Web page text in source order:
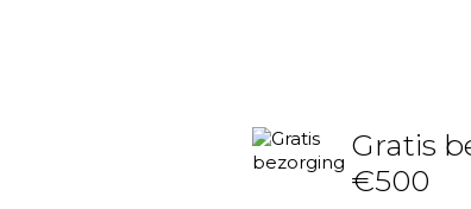
Gratis
€500